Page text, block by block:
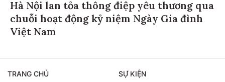
Hà Nội lan tỏa thông điệp yêu thương qua
chuỗi hoạt động kỷ niệm Ngày Gia đình
Việt Nam
TRANG CHỦ SỰ KIỆN